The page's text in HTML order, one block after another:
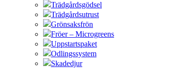
Trädgårdsgödsel
Trädgårdsutrust
Grönsaksfrön
Fröer – Microgreens
Uppstartspaket
Odlingssystem
Skadedjur